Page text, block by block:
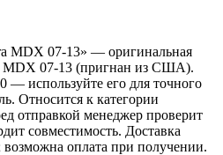
MDX 07-13» — оригинальная
MDX 07-13 (пригнан из США).
используйте его для точного
Относится к категории
отправкой менеджер проверит
совместимость. Доставка
оплата при получении.